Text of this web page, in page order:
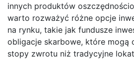
innych produktów
warto rozważyć różne opcje
na rynku, takie jak fundusze
obligacje skarbowe, które mogą
stopy zwrotu niż tradycyjne